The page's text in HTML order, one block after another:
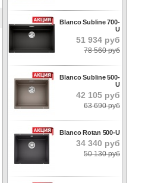
Blanco Subline 700-
U
51 934 руб
78 560 руб
Blanco Subline 500-
U
42 105 руб
63 690 руб
Blanco Rotan 500-U
34 340 руб
50 130 руб